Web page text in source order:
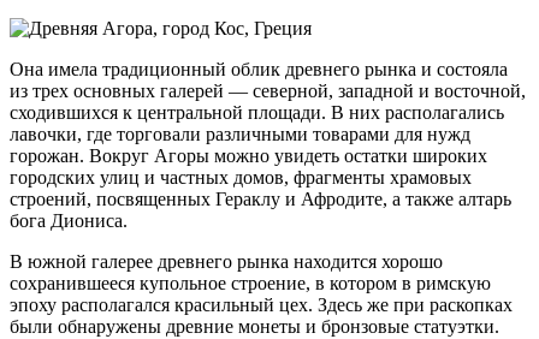
Она имела традиционный облик древнего рынка и состояла
из трех основных галерей — северной, западной и восточной,
сходившихся к центральной площади. В них располагались
лавочки, где торговали различными товарами для нужд
горожан. Вокруг Агоры можно увидеть остатки широких
городских улиц и частных домов, фрагменты храмовых
строений, посвященных Гераклу и Афродите, а также алтарь
бога Диониса.
В южной галерее древнего рынка находится хорошо
сохранившееся купольное строение, в котором в римскую
эпоху располагался красильный цех. Здесь же при раскопках
были обнаружены древние монеты и бронзовые статуэтки.